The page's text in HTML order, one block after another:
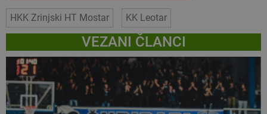
HKK Zrinjski HT Mostar KK Leotar
VEZANI ČLANCI